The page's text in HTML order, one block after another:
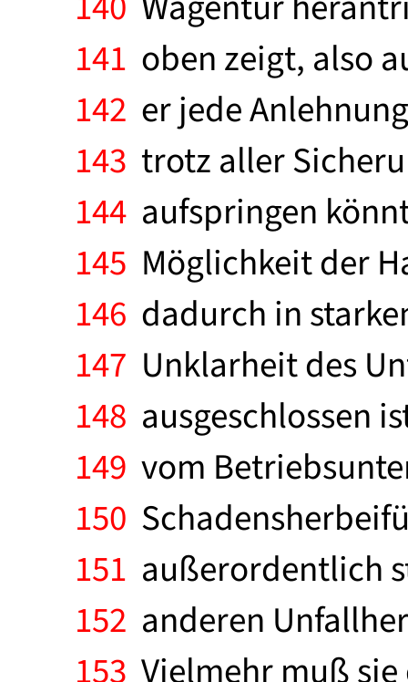
141 oben zeigt, also
142 er jede
143 trotz aller
144 aufspringen
145 Möglichkeit der
146 dadurch in
147 Unklarheit des
148 ausgeschlossen
149 vom
150
151 außerordentlich
152 anderen